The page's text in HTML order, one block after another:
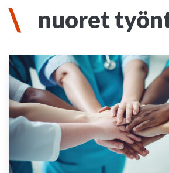
nuoret